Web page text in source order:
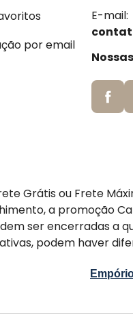
por email
E-mail:
Grátis ou Frete
a promoção
ser encerradas a
podem haver